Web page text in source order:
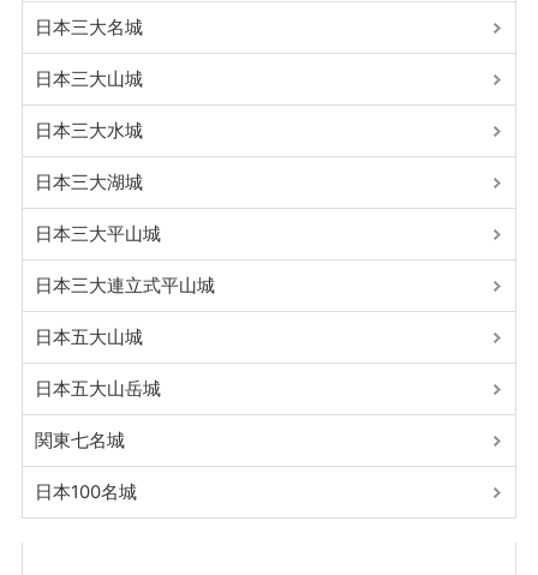
日本三大名城
日本三大山城
日本三大水城
日本三大湖城
日本三大平山城
日本三大連立式平山城
日本五大山城
日本五大山岳城
関東七名城
日本100名城